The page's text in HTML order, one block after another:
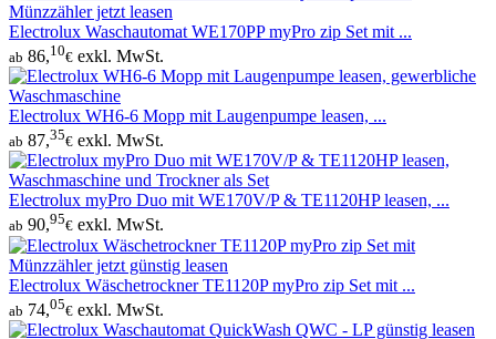
Electrolux Waschautomat WE170PP myPro zip Set mit ...
ab 86,10€ exkl. MwSt.
Electrolux WH6-6 Mopp mit Laugenpumpe leasen, ...
ab 87,35€ exkl. MwSt.
Electrolux myPro Duo mit WE170V/P & TE1120HP leasen, ...
ab 90,95€ exkl. MwSt.
Electrolux Wäschetrockner TE1120P myPro zip Set mit ...
ab 74,05€ exkl. MwSt.